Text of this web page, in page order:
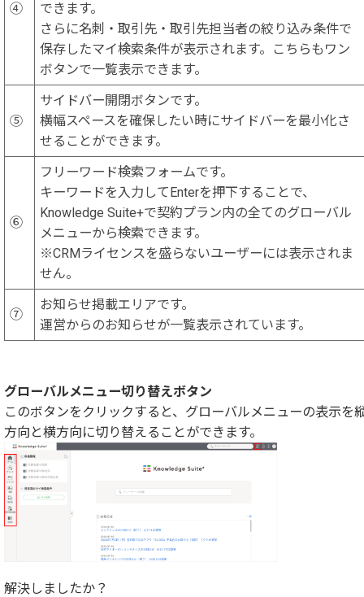
④
できます。
さらに名刺・取引先・取引先担当者の絞り込み条件で
保存したマイ検索条件が表示されます。こちらもワン
ボタンで一覧表示できます。
⑤
サイドバー開閉ボタンです。
横幅スペースを確保したい時にサイドバーを最小化さ
せることができます。
⑥
フリーワード検索フォームです。
キーワードを入力してEnterを押下することで、
Knowledge Suite+で契約プラン内の全てのグローバル
メニューから検索できます。
※CRMライセンスを盛らないユーザーには表示されま
せん。
⑦
お知らせ掲載エリアです。
運営からのお知らせが一覧表示されています。
グローバルメニュー切り替えボタン
このボタンをクリックすると、グローバルメニューの表示を
方向と横方向に切り替えることができます。
解決しましたか？